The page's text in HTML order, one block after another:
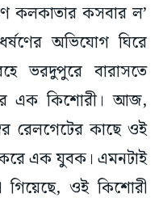
কলকাতার কসবার ল’
অভিযোগ ঘিরে
ভরদুপুরে বারাসতে
এক কিশোরী। আজ,
রেলগেটের কাছে ওই
করে এক যুবক। এমনটাই
ওই কিশোরী